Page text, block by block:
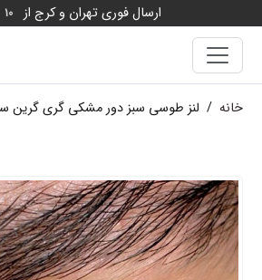
ارسال فوری تهران و کرج از 10
خانه / لنز طوسی سبز دور مشکی گری گرین